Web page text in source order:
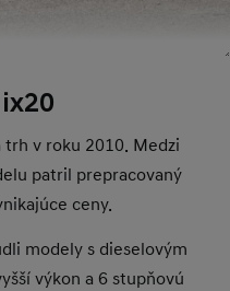
v roku 2010. Medzi
patril prepracovaný
ceny.
modely s dieselovým
výkon a 6 stupňovú